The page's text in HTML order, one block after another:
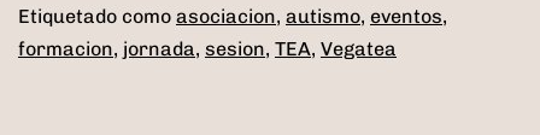
Autismo
Etiquetado como asociacion, autismo, eventos,
formacion, jornada, sesion, TEA, Vegatea